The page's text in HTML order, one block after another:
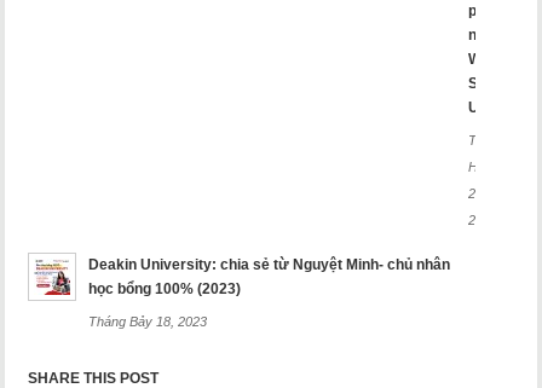
phá
ngay
Western
Sydney
University
Tháng
Hai
26,
2025
Deakin University: chia sẻ từ Nguyệt Minh- chủ nhân
học bổng 100% (2023)
Tháng Bảy 18, 2023
SHARE THIS POST